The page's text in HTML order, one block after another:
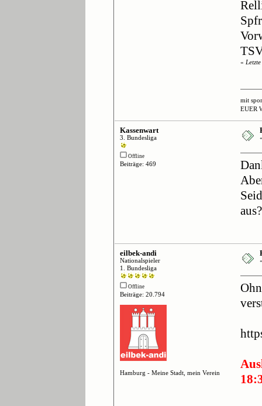
«
mit
EUER
Kassenwart
3. Bundesliga
Offline
Beiträge: 469
aus?
eilbek-andi
Nationalspieler
1. Bundesliga
Offline
Beiträge: 20.794
Hamburg - Meine Stadt, mein Verein